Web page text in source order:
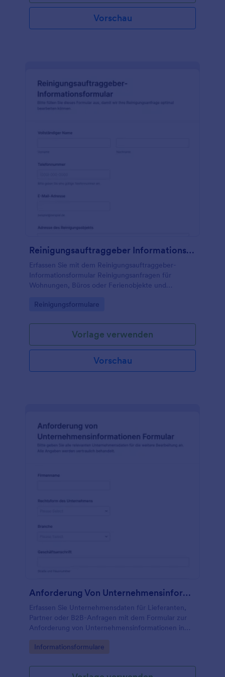
Vorschau
Reinigungsauftraggeber Informationsformular
Erfassen Sie mit dem Reinigungsauftraggeber-
Informationsformular Reinigungsanfragen für
Wohnungen, Büros oder Ferienobjekte und
Jotform mit einer passenden Formularvorlage.
Go to Category:
Reinigungsformulare
Vorlage verwenden
Vorschau
Anforderung Von Unternehmensinformationen Formular
Erfassen Sie Unternehmensdaten für Lieferanten,
Partner oder B2B-Anfragen mit dem Formular zur
Anforderung von Unternehmensinformationen in
Datenerfassung und interne Abstimmungen.
Go to Category:
Informationsformulare